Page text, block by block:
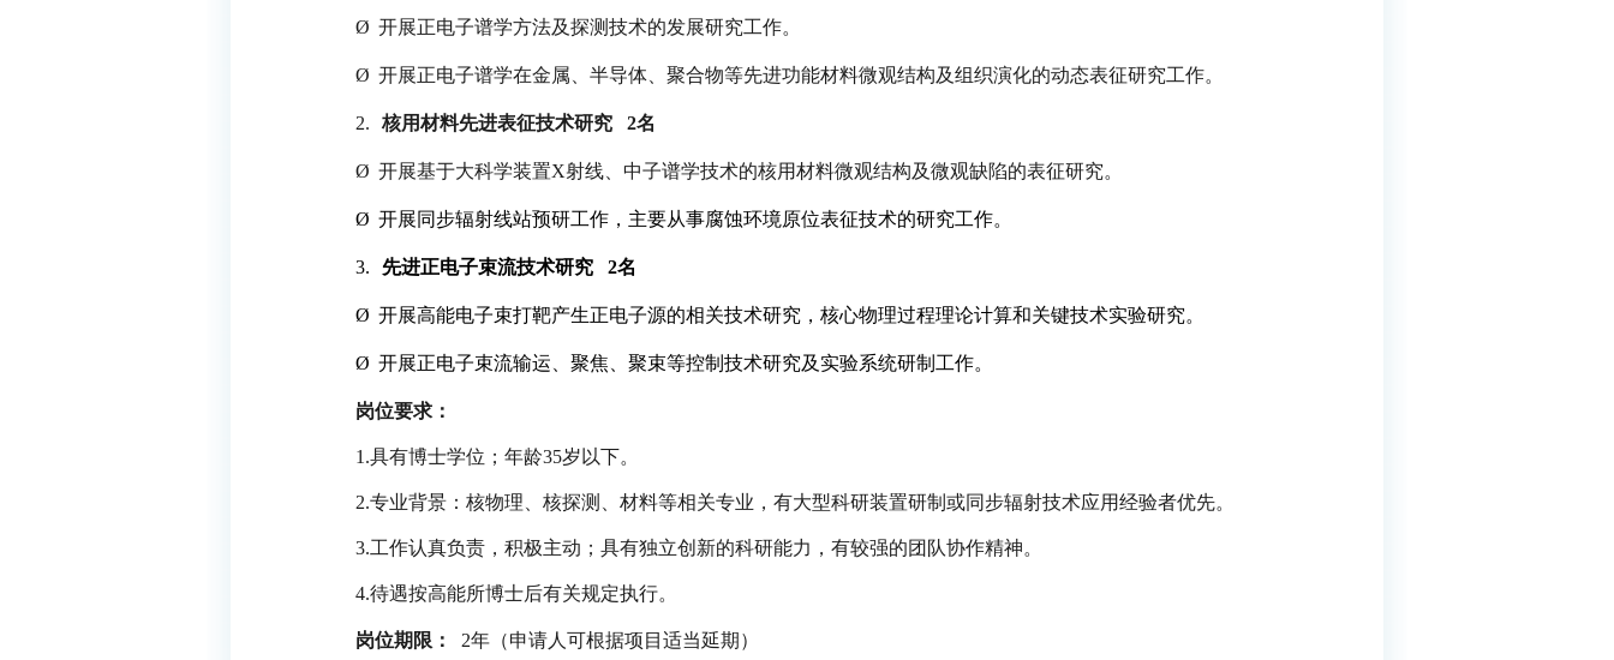
Ø 开展正电子谱学方法及探测技术的发展研究工作。
Ø 开展正电子谱学在金属、半导体、聚合物等先进功能材料微观结构及组织演化的动态表征研究工作。
2. 核用材料先进表征技术研究2名
Ø 开展基于大科学装置X射线、中子谱学技术的核用材料微观结构及微观缺陷的表征研究。
Ø 开展同步辐射线站预研工作，主要从事腐蚀环境原位表征技术的研究工作。
3. 先进正电子束流技术研究2名
Ø 开展高能电子束打靶产生正电子源的相关技术研究，核心物理过程理论计算和关键技术实验研究。
Ø 开展正电子束流输运、聚焦、聚束等控制技术研究及实验系统研制工作。
岗位要求：
1.具有博士学位；年龄35岁以下。
2.专业背景：核物理、核探测、材料等相关专业，有大型科研装置研制或同步辐射技术应用经验者优先。
3.工作认真负责，积极主动；具有独立创新的科研能力，有较强的团队协作精神。
4.待遇按高能所博士后有关规定执行。
岗位期限： 2年（申请人可根据项目适当延期）